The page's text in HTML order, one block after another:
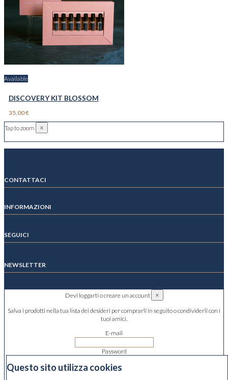
Available
DISCOVERY KIT BLOSSOM
35,00 €
Tap to zoom
×
CONTATTACI
INFORMAZIONI
SEGUICI
NEWSLETTER
Devi loggarti o creare un account ×
Salva i prodotti nella tua lista dei desideri per comprarli in seguito o condividerli con i
tuoi amici.
E-mail
Password
Hai dimenticato la password?
Questo sito utilizza cookies